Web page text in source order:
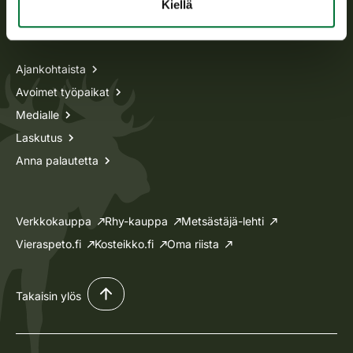
Kiellä
Tietoa meistä
Ajankohtaista
Avoimet työpaikat
Medialle
Laskutus
Anna palautetta
Verkkokauppa Rhy-kauppa
Metsästäjä-lehti
Vieraspeto.fi
Kosteikko.fi Oma riista
Takaisin ylös